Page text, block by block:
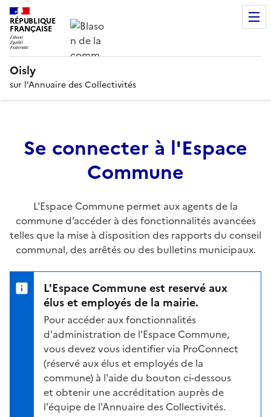
RÉPUBLIQUE
FRANÇAISE
Oisly
sur l’Annuaire des Collectivités
Se connecter à l'Espace
Commune
L'Espace Commune permet aux agents de la
commune d’accéder à des fonctionnalités avancées
telles que la mise à disposition des rapports du conseil
communal, des arrêtés ou des bulletins municipaux.
L'Espace Commune est reservé aux
élus et employés de la mairie.
Pour accéder aux fonctionnalités
d'administration de l'Espace Commune,
vous devez vous identifier via ProConnect
(réservé aux élus et employés de la
commune) à l'aide du bouton ci-dessous
et obtenir une accréditation auprès de
l'équipe de l'Annuaire des Collectivités.